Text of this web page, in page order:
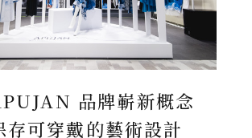
品牌嶄新概念
存可穿戴的藝術設計